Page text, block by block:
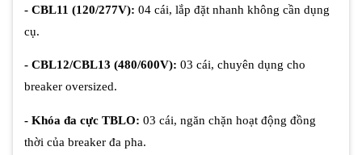
- CBL11 (120/277V): 04 cái, lắp đặt nhanh không cần dụng
cụ.
- CBL12/CBL13 (480/600V): 03 cái, chuyên dụng cho
breaker oversized.
- Khóa đa cực TBLO: 03 cái, ngăn chặn hoạt động đồng
thời của breaker đa pha.